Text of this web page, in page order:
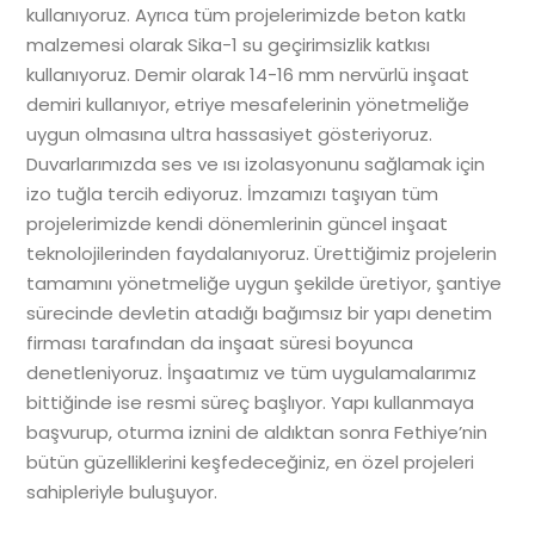
kullanıyoruz. Ayrıca tüm projelerimizde beton katkı
malzemesi olarak Sika-1 su geçirimsizlik katkısı
kullanıyoruz. Demir olarak 14-16 mm nervürlü inşaat
demiri kullanıyor, etriye mesafelerinin yönetmeliğe
uygun olmasına ultra hassasiyet gösteriyoruz.
Duvarlarımızda ses ve ısı izolasyonunu sağlamak için
izo tuğla tercih ediyoruz. İmzamızı taşıyan tüm
projelerimizde kendi dönemlerinin güncel inşaat
teknolojilerinden faydalanıyoruz. Ürettiğimiz projelerin
tamamını yönetmeliğe uygun şekilde üretiyor, şantiye
sürecinde devletin atadığı bağımsız bir yapı denetim
firması tarafından da inşaat süresi boyunca
denetleniyoruz. İnşaatımız ve tüm uygulamalarımız
bittiğinde ise resmi süreç başlıyor. Yapı kullanmaya
başvurup, oturma iznini de aldıktan sonra Fethiye’nin
bütün güzelliklerini keşfedeceğiniz, en özel projeleri
sahipleriyle buluşuyor.